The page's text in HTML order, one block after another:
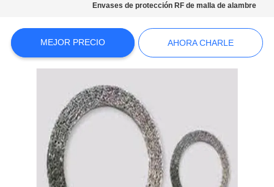
DEL
SITIO
POLÍTICA
PRIVACIDAD
Envases de protección RF de malla de alambre
MEJOR PRECIO AHORA CHARLE